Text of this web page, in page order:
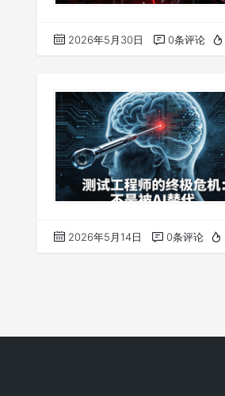
2026年5月30日 0条评论
2026年5月14日 0条评论